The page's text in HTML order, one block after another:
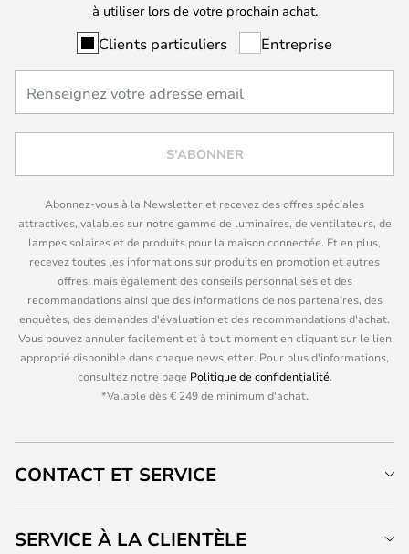
à utiliser lors de votre prochain achat.
Clients particuliers Entreprise
S'ABONNER
Abonnez-vous à la Newsletter et recevez des offres spéciales
attractives, valables sur notre gamme de luminaires, de ventilateurs, de
lampes solaires et de produits pour la maison connectée. Et en plus,
recevez toutes les informations sur produits en promotion et autres
offres, mais également des conseils personnalisés et des
recommandations ainsi que des informations de nos partenaires, des
enquêtes, des demandes d'évaluation et des recommandations d'achat.
Vous pouvez annuler facilement et à tout moment en cliquant sur le lien
approprié disponible dans chaque newsletter. Pour plus d'informations,
consultez notre page Politique de confidentialité.
*Valable dès € 249 de minimum d'achat.
CONTACT ET SERVICE
SERVICE À LA CLIENTÈLE